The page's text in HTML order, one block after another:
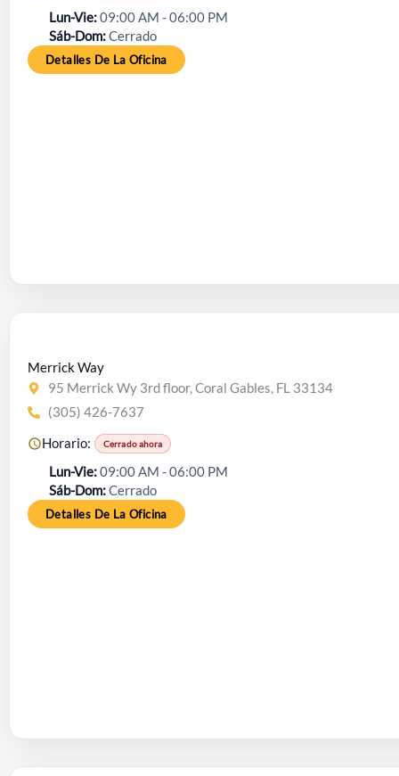
Lun-Vie 09:00 AM - 06:00 PM
Sáb-Dom Cerrado
Detalles De La Oficina
Merrick Way
95 Merrick Wy 3rd floor, Coral Gables, FL 33134
(305) 426-7637
Horario: Cerrado ahora
Lun-Vie 09:00 AM - 06:00 PM
Sáb-Dom Cerrado
Detalles De La Oficina